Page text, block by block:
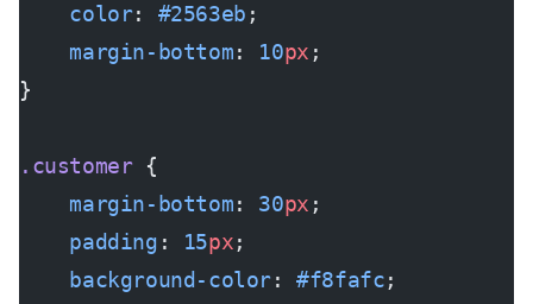
    color
: #2563eb ;
    margin-bottom
: 10px ;
}
.customer {
    margin-bottom
: 30px ;
    padding
: 15px;
    background-color
: #f8fafc;